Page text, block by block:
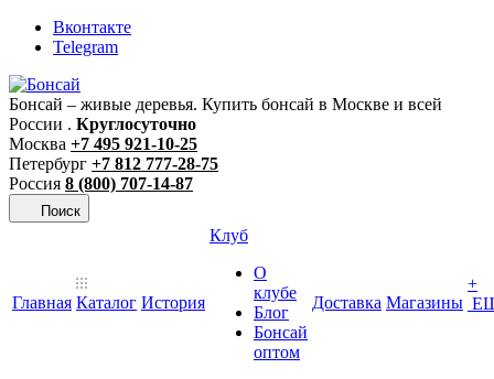
Вконтакте
Telegram
Бонсай – живые деревья. Купить бонсай в Москве и всей
России . Круглосуточно
Москва +7 495 921-10-25
Петербург +7 812 777-28-75
Россия 8 (800) 707-14-87
Поиск
Главная Каталог История
Клуб
О
клубе
Блог
Бонсай
оптом
Доставка Магазины
+